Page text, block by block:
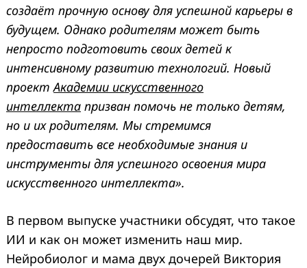
создаёт прочную основу для успешной карьеры в
будущем. Однако родителям может быть
непросто подготовить своих детей к
интенсивному развитию технологий. Новый
проектАкадемии искусственного
интеллекта призван помочь не только детям,
но и их родителям. Мы стремимся
предоставить все необходимые знания и
инструменты для успешного освоения мира
искусственного интеллекта».
В первом выпуске участники обсудят, что такое
ИИ и как он может изменить наш мир.
Нейробиолог и мама двух дочерей Виктория